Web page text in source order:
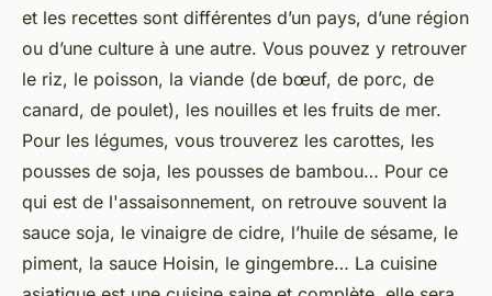
et les recettes sont différentes d’un pays, d’une région
ou d’une culture à une autre. Vous pouvez y retrouver
le riz, le poisson, la viande (de bœuf, de porc, de
canard, de poulet), les nouilles et les fruits de mer.
Pour les légumes, vous trouverez les carottes, les
pousses de soja, les pousses de bambou… Pour ce
qui est de l'assaisonnement, on retrouve souvent la
sauce soja, le vinaigre de cidre, l’huile de sésame, le
piment, la sauce Hoisin, le gingembre… La cuisine